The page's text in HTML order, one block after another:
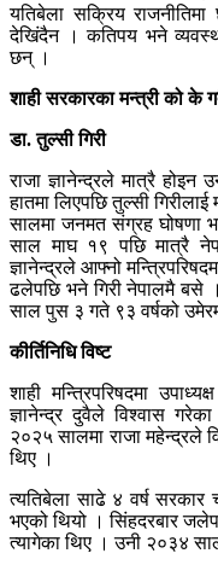
यतिबेला सक्रिय
देखिंदैन । कतिपय भने
छन् ।
शाही सरकारका मन्त्री को के
डा. तुल्सी गिरी
राजा ज्ञानेन्द्रले मात्रै
हातमा लिएपछि तुल्सी
सालमा जनमत संग्रह घोषणा
साल माघ १९ पछि मात्रै
ज्ञानेन्द्रले आफ्नो
ढलेपछि भने गिरी नेपालमै बसे
साल पुस ३ गते ९३ वर्षको
कीर्तिनिधि विष्ट
शाही मन्त्रिपरिषदमा
ज्ञानेन्द्र दुवैले विश्वास
२०२५ सालमा राजा महेन्द्रले
थिए ।
त्यतिबेला साढे ४ वर्ष सरकार
भएको थियो । सिंहदरबार
त्यागेका थिए । उनी २०३४